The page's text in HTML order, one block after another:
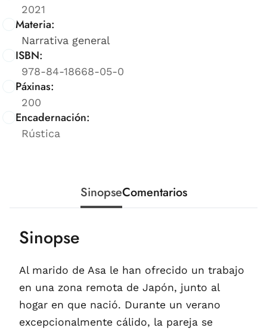
2021
Materia:
Narrativa general
ISBN:
978-84-18668-05-0
Páxinas:
200
Encadernación:
Rústica
SinopseComentarios
Sinopse
Al marido de Asa le han ofrecido un trabajo
en una zona remota de Japón, junto al
hogar en que nació. Durante un verano
excepcionalmente cálido, la pareja se